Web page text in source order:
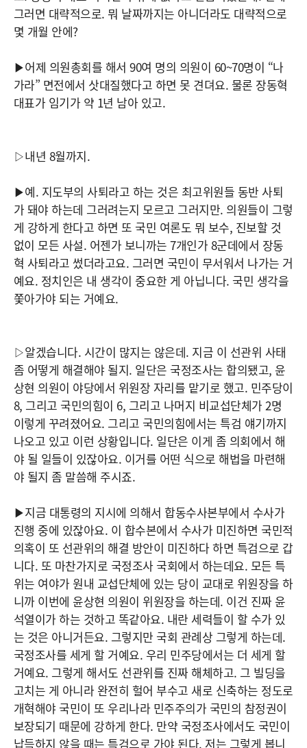
그러면 대략적으로. 뭐 날짜까지는 아니더라도 대략적으로
몇 개월 안에?
▶어제 의원총회를 해서 90여 명의 의원이 60~70명이 “나
가라” 면전에서 삿대질했다고 하면 못 견뎌요. 물론 장동혁
대표가 임기가 약 1년 남아 있고.
▷내년 8월까지.
▶예. 지도부의 사퇴라고 하는 것은 최고위원들 동반 사퇴
가 돼야 하는데 그러려는지 모르고 그러지만. 의원들이 그렇
게 강하게 한다고 하면 또 국민 여론도 뭐 보수, 진보할 것
없이 모든 사설. 어젠가 보니까는 7개인가 8군데에서 장동
혁 사퇴라고 썼더라고요. 그러면 국민이 무서워서 나가는 거
예요. 정치인은 내 생각이 중요한 게 아닙니다. 국민 생각을
쫓아가야 되는 거예요.
▷알겠습니다. 시간이 많지는 않은데. 지금 이 선관위 사태
좀 어떻게 해결해야 될지. 일단은 국정조사는 합의됐고, 윤
상현 의원이 야당에서 위원장 자리를 맡기로 했고. 민주당이
8, 그리고 국민의힘이 6, 그리고 나머지 비교섭단체가 2명
이렇게 꾸려졌어요. 그리고 국민의힘에서는 특검 얘기까지
나오고 있고 이런 상황입니다. 일단은 이게 좀 의회에서 해
야 될 일들이 있잖아요. 이거를 어떤 식으로 해법을 마련해
야 될지 좀 말씀해 주시죠.
▶지금 대통령의 지시에 의해서 합동수사본부에서 수사가
진행 중에 있잖아요. 이 합수본에서 수사가 미진하면 국민적
의혹이 또 선관위의 해결 방안이 미진하다 하면 특검으로 갑
니다. 또 마찬가지로 국정조사 국회에서 하는데요. 모든 특
위는 여야가 원내 교섭단체에 있는 당이 교대로 위원장을 하
니까 이번에 윤상현 의원이 위원장을 하는데. 이건 진짜 윤
석열이가 하는 것하고 똑같아요. 내란 세력들이 할 수가 있
는 것은 아니거든요. 그렇지만 국회 관례상 그렇게 하는데.
국정조사를 세게 할 거예요. 우리 민주당에서는 더 세게 할
거예요. 그렇게 해서도 선관위를 진짜 해체하고. 그 빌딩을
고치는 게 아니라 완전히 헐어 부수고 새로 신축하는 정도로
개혁해야 국민이 또 우리나라 민주주의가 국민의 참정권이
보장되기 때문에 강하게 한다. 만약 국정조사에서도 국민이
납득하지 않을 때는 특검으로 가야 된다. 저는 그렇게 봅니